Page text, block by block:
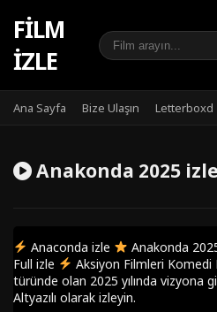
FILM
IZLE
Ana Sayfa Bize Ulaşın Letterboxd
Anakonda 2025 izle
Anaconda izle
Anakonda
Full izle
Aksiyon Filmleri
türünde olan 2025 yılında vizyona
Altyazılı olarak izleyin.